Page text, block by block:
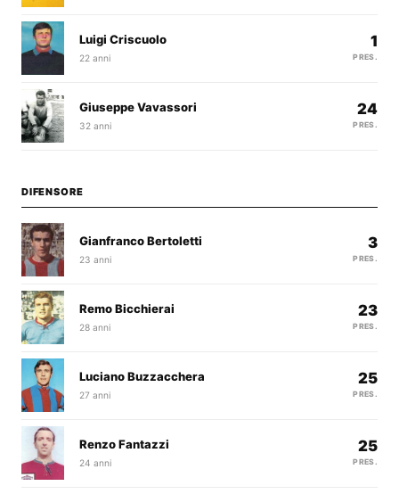
Luigi Criscuolo
22 anni
1
PRES.
Giuseppe Vavassori
32 anni
24
PRES.
DIFENSORE
Gianfranco Bertoletti
23 anni
3
PRES.
Remo Bicchierai
28 anni
23
PRES.
Luciano Buzzacchera
27 anni
25
PRES.
Renzo Fantazzi
24 anni
25
PRES.